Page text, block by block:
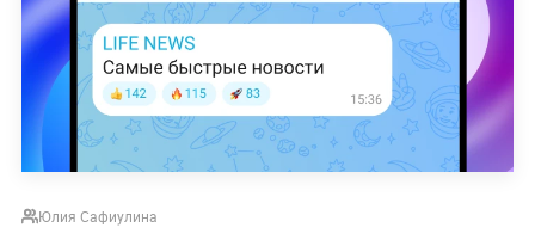
Юлия Сафиулина